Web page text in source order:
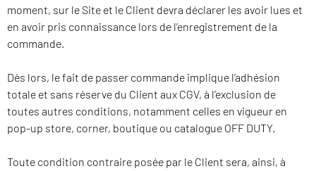
moment, sur le Site et le Client devra déclarer les avoir lues et
en avoir pris connaissance lors de l’enregistrement de la
commande.
Dès lors, le fait de passer commande implique l’adhésion
totale et sans réserve du Client aux CGV, à l’exclusion de
toutes autres conditions, notamment celles en vigueur en
pop-up store, corner, boutique ou catalogue OFF DUTY.
Toute condition contraire posée par le Client sera, ainsi, à